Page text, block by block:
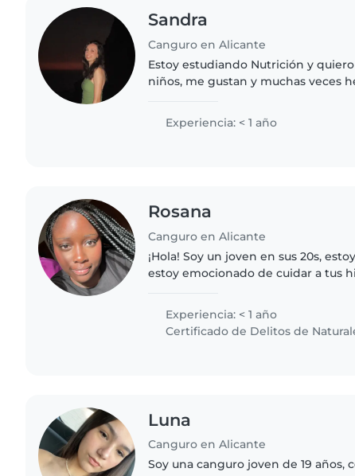
Sandra
Canguro en Alicante
Estoy estudiando Nutrición y
niños, me gustan y muchas veces
Experiencia: < 1 año
Rosana
Canguro en Alicante
¡Hola! Soy un joven en sus 20s,
estoy emocionado de cuidar a tus
Experiencia: < 1 año
Certificado de Delitos de
Luna
Canguro en Alicante
Soy una canguro joven de 19 años,